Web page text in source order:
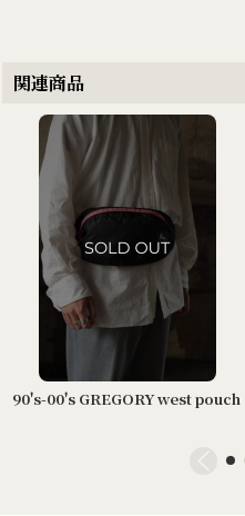
関連商品
90's-00's GREGORY
"DUFFLEBAG"
14,080 (税込)